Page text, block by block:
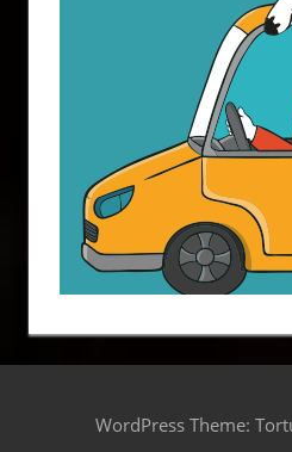
WordPress Theme: